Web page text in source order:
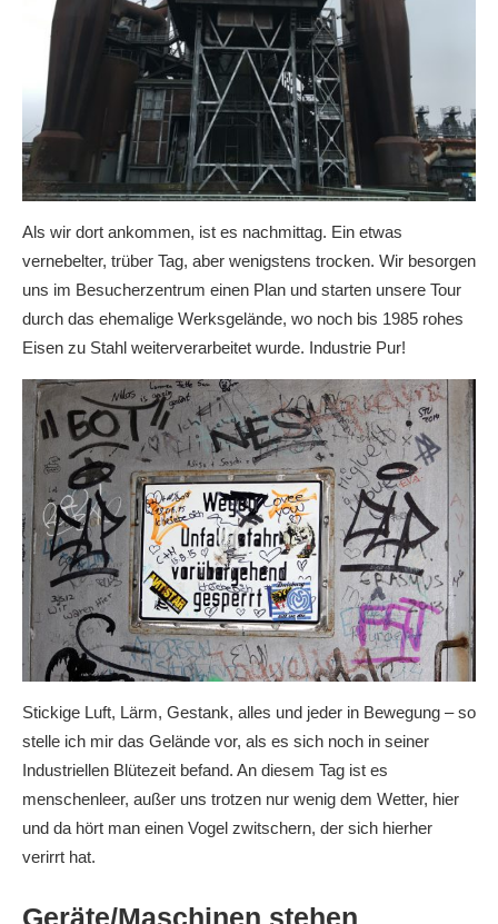
Als wir dort ankommen, ist es nachmittag. Ein etwas
vernebelter, trüber Tag, aber wenigstens trocken. Wir besorgen
uns im Besucherzentrum einen Plan und starten unsere Tour
durch das ehemalige Werksgelände, wo noch bis 1985 rohes
Eisen zu Stahl weiterverarbeitet wurde. Industrie Pur!
Stickige Luft, Lärm, Gestank, alles und jeder in Bewegung – so
stelle ich mir das Gelände vor, als es sich noch in seiner
Industriellen Blütezeit befand. An diesem Tag ist es
menschenleer, außer uns trotzen nur wenig dem Wetter, hier
und da hört man einen Vogel zwitschern, der sich hierher
verirrt hat.
Geräte/Maschinen stehen